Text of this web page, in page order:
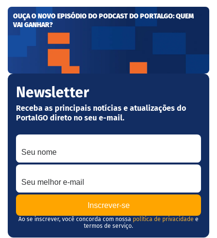
OUÇA O NOVO EPISÓDIO DO PODCAST DO PORTALGO: QUEM
VAI GANHAR?
Newsletter
Receba as principais notícias e atualizações do
PortalGO direto no seu e-mail.
Seu nome
Seu melhor e-mail
Ao se inscrever, você concorda com nossa política de privacidade e
termos de serviço.